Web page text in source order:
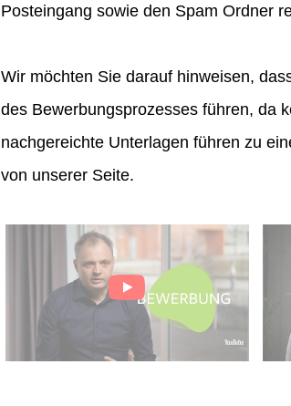
Posteingang sowie den Spam Ordner
Wir möchten Sie darauf hinweisen,
des Bewerbungsprozesses führen, da
nachgereichte Unterlagen führen zu
von unserer Seite.